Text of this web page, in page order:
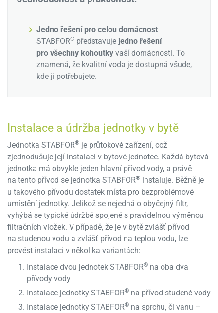
Jedno řešení pro celou domácnost
STABFOR® představuje jedno řešení
pro všechny kohoutky vaší domácnosti. To
znamená, že kvalitní voda je dostupná všude,
kde ji potřebujete.
Instalace a údržba jednotky v bytě
Jednotka STABFOR® je průtokové zařízení, což
zjednodušuje její instalaci v bytové jednotce. Každá bytová
jednotka má obvykle jeden hlavní přívod vody, a právě
na tento přívod se jednotka STABFOR® instaluje. Běžně je
u takového přívodu dostatek místa pro bezproblémové
umístění jednotky. Jelikož se nejedná o obyčejný filtr,
vyhýbá se typické údržbě spojené s pravidelnou výměnou
filtračních vložek. V případě, že je v bytě zvlášť přívod
na studenou vodu a zvlášť přívod na teplou vodu, lze
provést instalaci v několika variantách:
Instalace dvou jednotek STABFOR® na oba dva
přívody vody
Instalace jednotky STABFOR® na přívod studené vody
Instalace jednotky STABFOR® na sprchu, či vanu –